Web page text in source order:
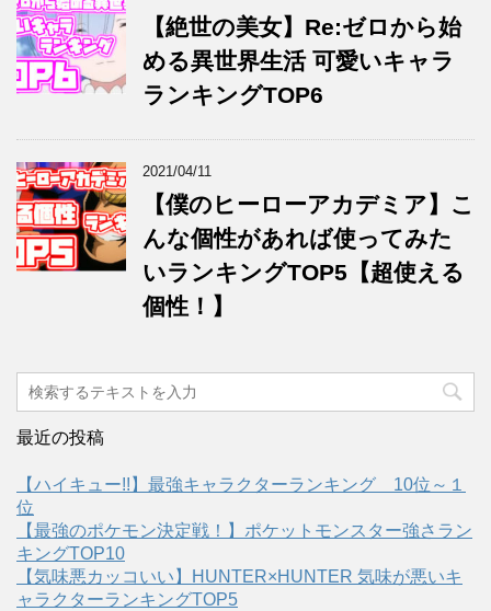
【絶世の美女】Re:ゼロから始
める異世界生活 可愛いキャラ
ランキングTOP6
2021/04/11
【僕のヒーローアカデミア】こ
んな個性があれば使ってみた
いランキングTOP5【超使える
個性！】
最近の投稿
【ハイキュー!!】最強キャラクターランキング 10位～１
位
【最強のポケモン決定戦！】ポケットモンスター強さラン
キングTOP10
【気味悪カッコいい】HUNTER×HUNTER 気味が悪いキ
ャラクターランキングTOP5